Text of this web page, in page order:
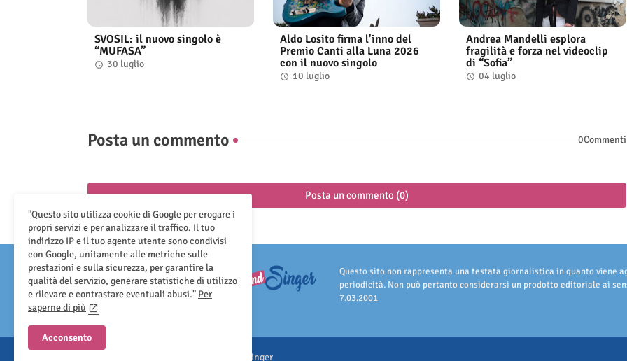
SVOSIL: il nuovo singolo è
“MUFASA”
30 luglio
Aldo Losito firma l'inno del
Premio Canti alla Luna 2026
con il nuovo singolo
10 luglio
Andrea Mandelli esplora
fragilità e forza nel videoclip
di “Sofia”
04 luglio
Posta un commento 0Commenti
Posta un commento (0)
Questo sito non rappresenta una testata giornalistica in quanto viene
periodicità. Non può pertanto considerarsi un prodotto editoriale ai
7.03.2001
All Right Reserved Copyright ©Sound And Singer
"Questo sito utilizza cookie di Google per erogare i
propri servizi e per analizzare il traffico. Il tuo
indirizzo IP e il tuo agente utente sono condivisi
con Google, unitamente alle metriche sulle
prestazioni e sulla sicurezza, per garantire la
qualità del servizio, generare statistiche di utilizzo
e rilevare e contrastare eventuali abusi." Per
saperne di più
Acconsento